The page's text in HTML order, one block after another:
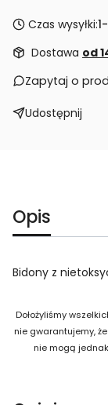
Czas wysyłki:
Dostawa od
Zapytaj o
Udostępnij
Opis
Bidony z
Dołożyliśmy
nie gwarantujemy,
nie mogą